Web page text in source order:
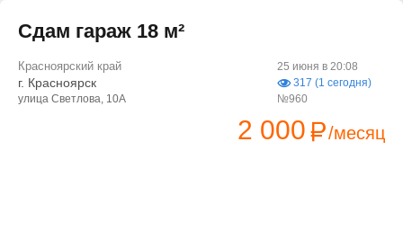
Сдам гараж 18 м²
Красноярский край
г. Красноярск
улица Светлова, 10А
25 июня в 20:08
317 (1 сегодня)
№960
2 000 /месяц